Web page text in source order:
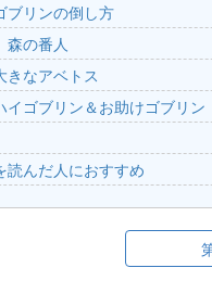
ブリンの倒し方
の番人
なアベトス
ゴブリン＆お助けゴブリン
読んだ人におすすめ